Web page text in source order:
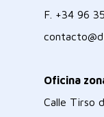
F. +34 96
Oficina
Calle Tirso